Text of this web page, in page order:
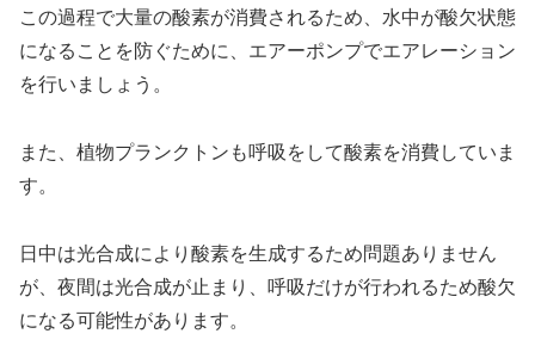
この過程で大量の酸素が消費されるため、水中が酸欠状態
になることを防ぐために、エアーポンプでエアレーション
を行いましょう。
また、植物プランクトンも呼吸をして酸素を消費していま
す。
日中は光合成により酸素を生成するため問題ありません
が、夜間は光合成が止まり、呼吸だけが行われるため酸欠
になる可能性があります。